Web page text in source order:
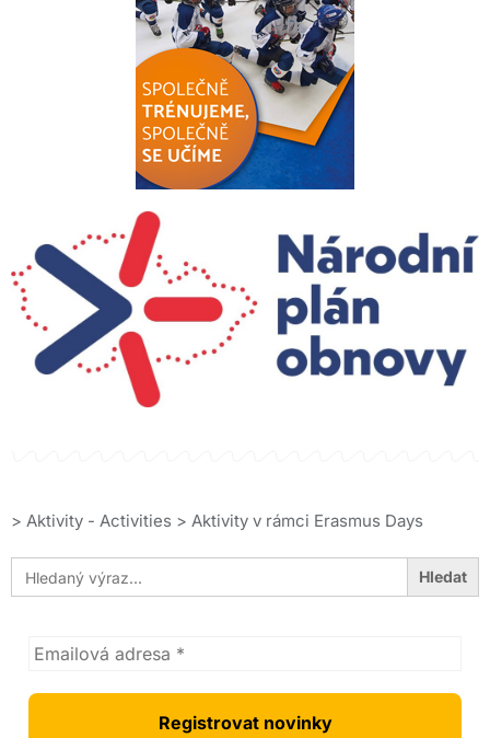
> Aktivity - Activities > Aktivity v rámci Erasmus Days
Search
for: